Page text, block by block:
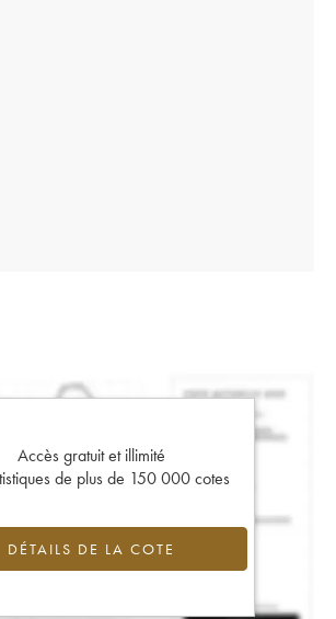
Accès gratuit et illimité
de plus de 150 000 cotes
DÉTAILS DE LA COTE